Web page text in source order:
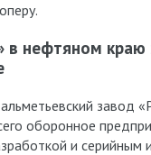
в нефтяном краю
завод
оборонное
и серийным